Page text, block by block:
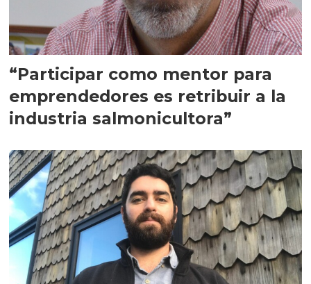
“Participar como mentor para
emprendedores es retribuir a la
industria salmonicultora”